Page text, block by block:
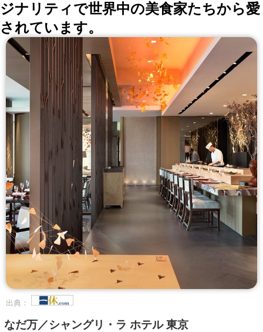
ジナリティで世界中の美食家たちから愛
されています。
出典：
なだ万／シャングリ・ラ ホテル 東京